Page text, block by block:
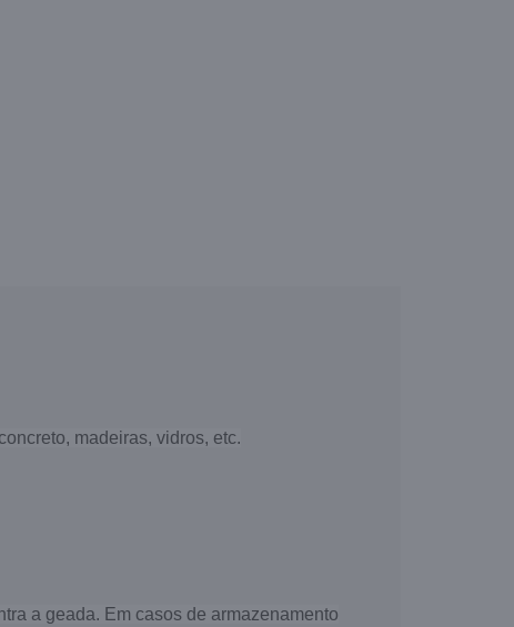
madeiras, vidros, etc.
a geada. Em casos de armazenamento